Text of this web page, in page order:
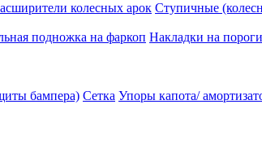
колесных арок Ступичные
подножка на фаркоп Накладки на пороги
бампера) Сетка Упоры капота/